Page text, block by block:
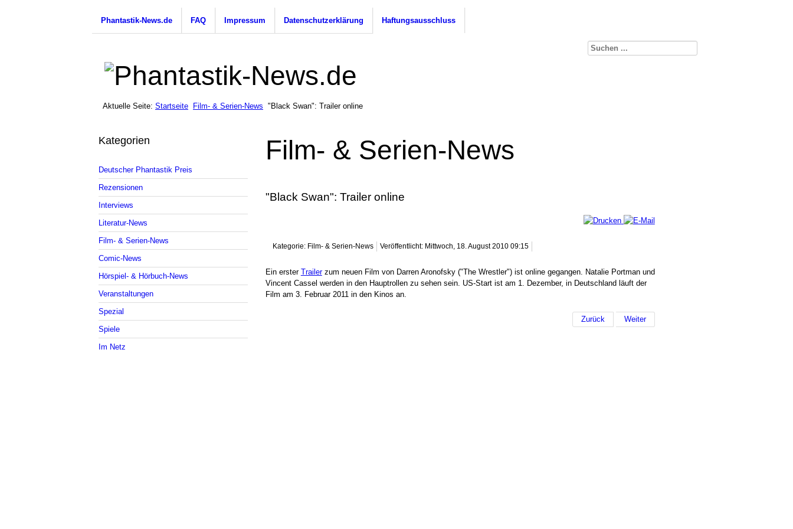
Phantastik-News.de FAQ Impressum Datenschutzerklärung Haftungsausschluss
Aktuelle Seite: Startseite Film- & Serien-News "Black Swan": Trailer online
Kategorien
Deutscher Phantastik Preis
Rezensionen
Interviews
Literatur-News
Film- & Serien-News
Comic-News
Hörspiel- & Hörbuch-News
Veranstaltungen
Spezial
Spiele
Im Netz
Film- & Serien-News
"Black Swan": Trailer online
Kategorie: Film- & Serien-News Veröffentlicht: Mittwoch, 18. August 2010 09:15
Ein erster Trailerzum neuen Film von Darren Aronofsky ("The Wrestler") ist online gegangen. Natalie Portman und
Vincent Cassel werden in den Hauptrollen zu sehen sein. US-Start ist am 1. Dezember, in Deutschland läuft der
Film am 3. Februar 2011 in den Kinos an.
Zurück Weiter